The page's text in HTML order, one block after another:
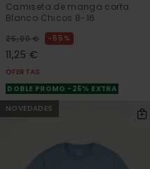
Camiseta de manga corta
Blanco Chicos 8-16
25,00 € 55%
11,25 €
OFERTAS
DOBLE PROMO -25% EXTRA
NOVEDADES